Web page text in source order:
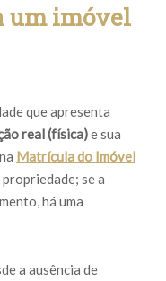
um imóvel
que apresenta
real (física)e sua
Matrícula do Imóvel
propriedade; se a
há uma
a ausência de